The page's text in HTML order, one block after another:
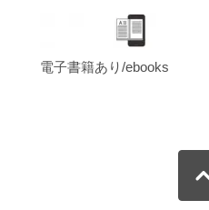
電子書籍あり/ebooks